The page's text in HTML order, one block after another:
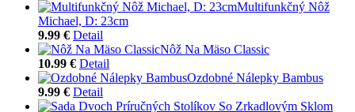
Multifunkčný Nôž
Michael, D: 23cm
9.99 € Detail
Nôž Na Mäso Classic
10.99 € Detail
Ozdobné Nálepky Bambus
9.99 € Detail